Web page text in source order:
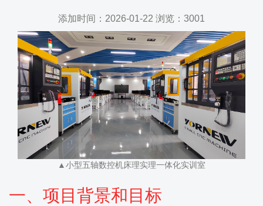
添加时间：2026-01-22 浏览：3001
▲小型五轴数控机床理实理一体化实训室
一、项目背景和目标